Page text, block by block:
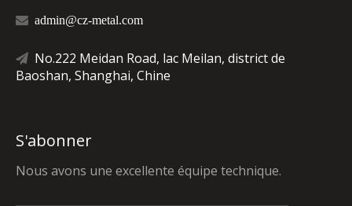
 admin@cz-metal.com
 No.222 Meidan Road, lac Meilan, district de
Baoshan, Shanghai, Chine
S'abonner
Nous avons une excellente équipe technique.